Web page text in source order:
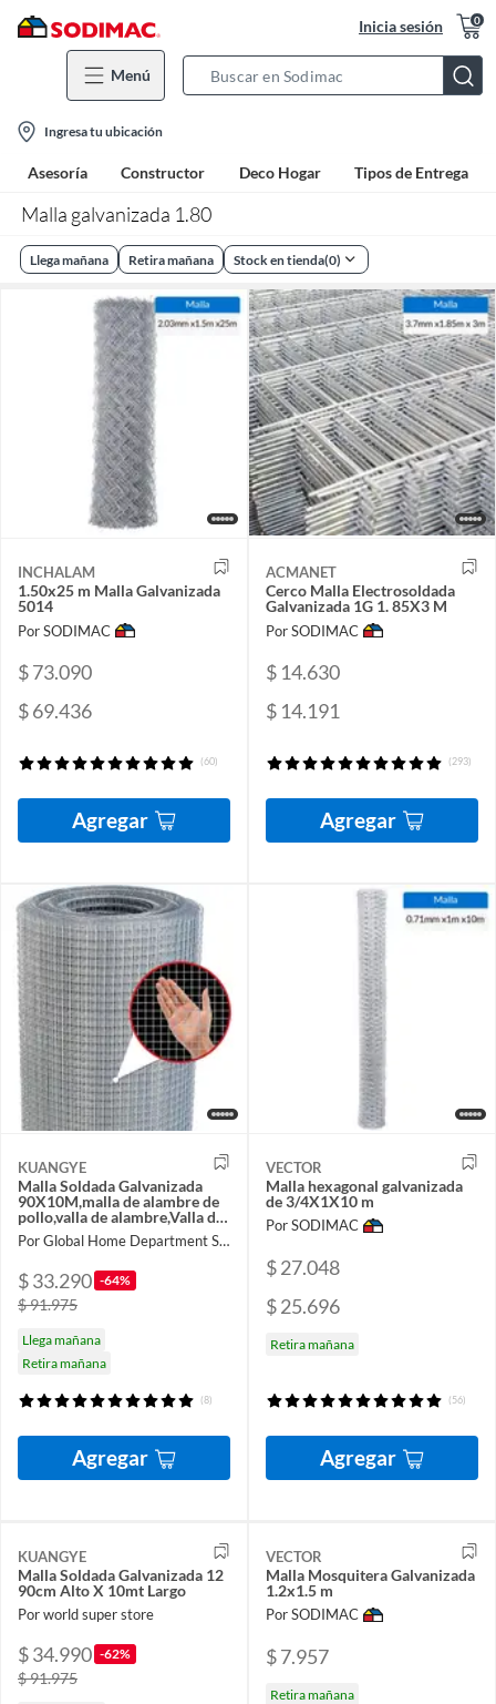
Inicia sesión 0
Menú
Bar
location-
icon
Ingresa tu ubicación
Asesoría Constructor Deco Hogar Tipos de Entrega
Malla galvanizada 1.80
Llega mañana Retira mañana Stock en tienda(0)
INCHALAM
1.50x25 m Malla Galvanizada
5014
Por SODIMAC
$ 73.090
$ 69.436
(60)
Agregar
ACMANET
Cerco Malla Electrosoldada
Galvanizada 1G 1. 85X3 M
Por SODIMAC
$ 14.630
$ 14.191
(293)
Agregar
KUANGYE
Malla Soldada Galvanizada
90X10M,malla de alambre de
pollo,valla de alambre,Valla del
jardín
Por Global Home Department Store
$ 33.290 -64%
$ 91.975
Llega mañana
Retira mañana
(8)
Agregar
VECTOR
Malla hexagonal galvanizada
de 3/4X1X10 m
Por SODIMAC
$ 27.048
$ 25.696
Retira mañana
(56)
Agregar
KUANGYE
Malla Soldada Galvanizada 12
90cm Alto X 10mt Largo
Por world super store
$ 34.990 -62%
$ 91.975
VECTOR
Malla Mosquitera Galvanizada
1.2x1.5 m
Por SODIMAC
$ 7.957
Retira mañana